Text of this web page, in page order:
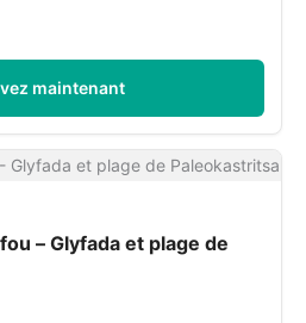
maintenant
– Glyfada et plage de